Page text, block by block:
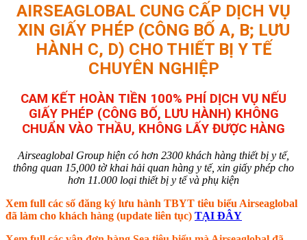
AIRSEAGLOBAL CUNG CẤP DỊCH VỤ
XIN GIẤY PHÉP (CÔNG BỐ A, B; LƯU
HÀNH C, D) CHO THIẾT BỊ Y TẾ
CHUYÊN NGHIỆP
CAM KẾT HOÀN TIỀN 100% PHÍ DỊCH VỤ NẾU
GIẤY PHÉP (CÔNG BỐ, LƯU HÀNH) KHÔNG
CHUẨN VÀO THẦU, KHÔNG LẤY ĐƯỢC HÀNG
Airseaglobal Group hiện có hơn 2300 khách hàng thiết bị y tế,
thông quan 15,000 tờ khai hải quan hàng y tế, xin giấy phép cho
hơn 11.000 loại thiết bị y tế và phụ kiện
Xem full các số đăng ký lưu hành TBYT tiêu biểu Airseaglobal
đã làm cho khách hàng (update liên tục) TẠI ĐÂY